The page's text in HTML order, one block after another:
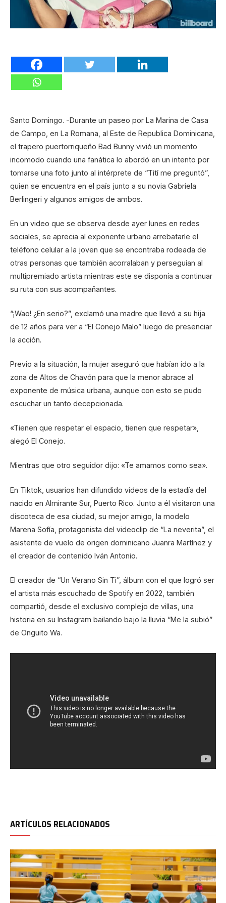
Santo Domingo. -Durante un paseo por La Marina de Casa
de Campo, en La Romana, al Este de Republica Dominicana,
el trapero puertorriqueño Bad Bunny vivió un momento
incomodo cuando una fanática lo abordó en un intento por
tomarse una foto junto al intérprete de “Tití me preguntó”,
quien se encuentra en el país junto a su novia Gabriela
Berlingeri y algunos amigos de ambos.
En un video que se observa desde ayer lunes en redes
sociales, se aprecia al exponente urbano arrebatarle el
teléfono celular a la joven que se encontraba rodeada de
otras personas que también acorralaban y perseguían al
multipremiado artista mientras este se disponía a continuar
su ruta con sus acompañantes.
“¡Wao! ¿En serio?”, exclamó una madre que llevó a su hija
de 12 años para ver a “El Conejo Malo” luego de presenciar
la acción.
Previo a la situación, la mujer aseguró que habían ido a la
zona de Altos de Chavón para que la menor abrace al
exponente de música urbana, aunque con esto se pudo
escuchar un tanto decepcionada.
«Tienen que respetar el espacio, tienen que respetar»,
alegó El Conejo.
Mientras que otro seguidor dijo: «Te amamos como sea».
En Tiktok, usuarios han difundido videos de la estadía del
nacido en Almirante Sur, Puerto Rico. Junto a él visitaron una
discoteca de esa ciudad, su mejor amigo, la modelo
Marena Sofía, protagonista del videoclip de “La neverita”, el
asistente de vuelo de origen dominicano Juanra Martínez y
el creador de contenido Iván Antonio.
El creador de “Un Verano Sin Ti”, álbum con el que logró ser
el artista más escuchado de Spotify en 2022, también
compartió, desde el exclusivo complejo de villas, una
historia en su Instagram bailando bajo la lluvia “Me la subió”
de Onguito Wa.
ARTÍCULOS RELACIONADOS